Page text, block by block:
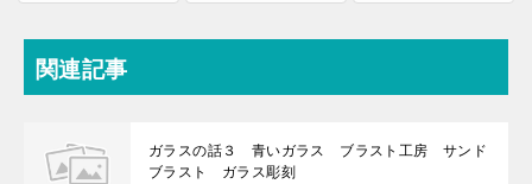
関連記事
ガラスの話３ 青いガラス ブラスト工房 サンド
ブラスト ガラス彫刻